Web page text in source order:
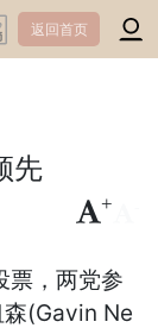
返回首页
先
+
，两党参
(Gavin Ne